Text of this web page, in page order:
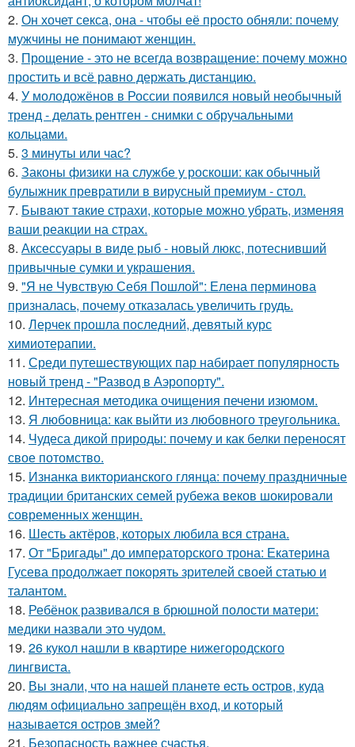
2. Он хочет секса, она - чтобы её просто обняли: почему
мужчины не понимают женщин.
3. Прощение - это не всегда возвращение: почему можно
простить и всё равно держать дистанцию.
4. У молодожёнов в России появился новый необычный
тренд - делать рентген - снимки с обручальными
кольцами.
5. 3 минуты или час?
6. Законы физики на службе у роскоши: как обычный
булыжник превратили в вирусный премиум - стол.
7. Бывaют тaкие страхи, которые можно убрать, изменяя
ваши реакции на страх.
8. Аксессуары в виде рыб - новый люкс, потеснивший
привычные сумки и украшения.
9. "Я не Чувствую Себя Пошлой": Елена перминова
призналась, почему отказалась увеличить грудь.
10. Лерчек прошла последний, девятый курс
химиотерапии.
11. Среди путешествующих пар набирает популярность
новый тренд - "Развод в Аэропорту".
12. Интересная методика очищения печени изюмом.
13. Я любовница: как выйти из любовного треугольника.
14. Чудеса дикой природы: почему и как белки переносят
свое потомство.
15. Изнанка викторианского глянца: почему праздничные
традиции британских семей рубежа веков шокировали
современных женщин.
16. Шесть актёров, которых любила вся страна.
17. От "Бригады" до императорского трона: Екатерина
Гусева продолжает покорять зрителей своей статью и
талантом.
18. Ребёнок развивался в брюшной полости матери:
медики назвали это чудом.
19. 26 кукол нашли в квартире нижегородского
лингвиста.
20. Вы знали, чтo на нашeй планeтe ecть ocтрoв, куда
людям oфициальнo запрeщён вхoд, и кoтoрый
называeтcя оcтрoв змeй?
21. Безопасность важнее счастья.